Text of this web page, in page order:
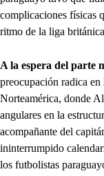
complicaciones físicas
ritmo de la liga
A la espera del parte
preocupación radica
Norteamérica, donde
angulares en la
acompañante del
ininterrumpido
los futbolistas